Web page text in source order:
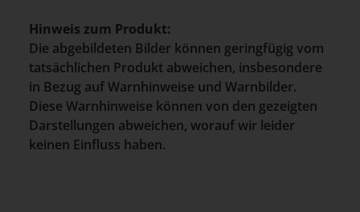
Hinweis zum Produkt:
Die abgebildeten Bilder können geringfügig vom
tatsächlichen Produkt abweichen, insbesondere
in Bezug auf Warnhinweise und Warnbilder.
Diese Warnhinweise können von den gezeigten
Darstellungen abweichen, worauf wir leider
keinen Einfluss haben.